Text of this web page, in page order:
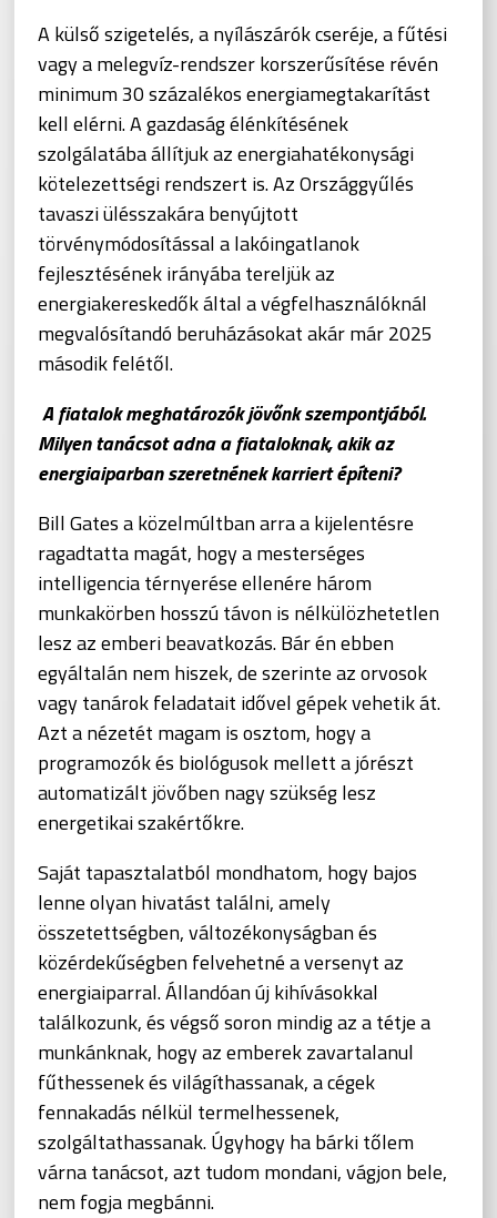
A külső szigetelés, a nyílászárók cseréje, a fűtési
vagy a melegvíz-rendszer korszerűsítése révén
minimum 30 százalékos energiamegtakarítást
kell elérni. A gazdaság élénkítésének
szolgálatába állítjuk az energiahatékonysági
kötelezettségi rendszert is. Az Országgyűlés
tavaszi ülésszakára benyújtott
törvénymódosítással a lakóingatlanok
fejlesztésének irányába tereljük az
energiakereskedők által a végfelhasználóknál
megvalósítandó beruházásokat akár már 2025
második felétől.
A fiatalok meghatározók jövőnk szempontjából.
Milyen tanácsot adna a fiataloknak, akik az
energiaiparban szeretnének karriert építeni?
Bill Gates a közelmúltban arra a kijelentésre
ragadtatta magát, hogy a mesterséges
intelligencia térnyerése ellenére három
munkakörben hosszú távon is nélkülözhetetlen
lesz az emberi beavatkozás. Bár én ebben
egyáltalán nem hiszek, de szerinte az orvosok
vagy tanárok feladatait idővel gépek vehetik át.
Azt a nézetét magam is osztom, hogy a
programozók és biológusok mellett a jórészt
automatizált jövőben nagy szükség lesz
energetikai szakértőkre.
Saját tapasztalatból mondhatom, hogy bajos
lenne olyan hivatást találni, amely
összetettségben, változékonyságban és
közérdekűségben felvehetné a versenyt az
energiaiparral. Állandóan új kihívásokkal
találkozunk, és végső soron mindig az a tétje a
munkánknak, hogy az emberek zavartalanul
fűthessenek és világíthassanak, a cégek
fennakadás nélkül termelhessenek,
szolgáltathassanak. Úgyhogy ha bárki tőlem
várna tanácsot, azt tudom mondani, vágjon bele,
nem fogja megbánni.